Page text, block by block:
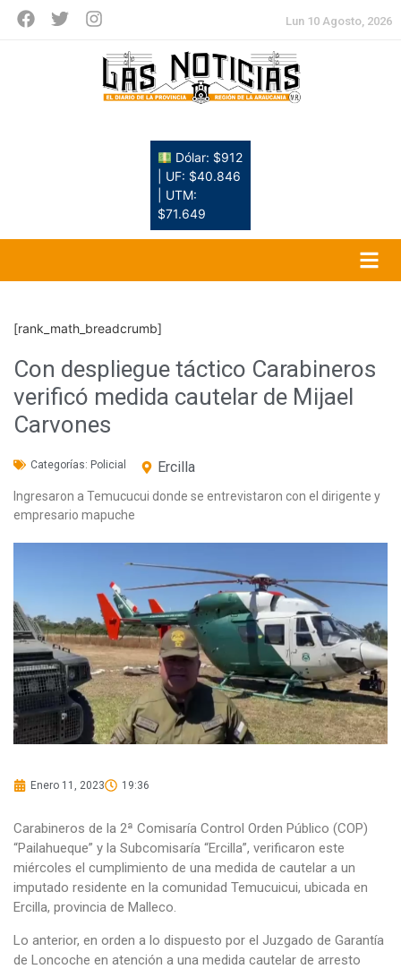
Lun 10 Agosto, 2026
Dólar: $912
| UF: $40.846
| UTM:
$71.649
[rank_math_breadcrumb]
Con despliegue táctico Carabineros
verificó medida cautelar de Mijael
Carvones
Categorías: Policial Ercilla
Ingresaron a Temucucui donde se entrevistaron con el dirigente y
empresario mapuche
Enero 11, 2023 19:36
Carabineros de la 2ª Comisaría Control Orden Público (COP)
“Pailahueque” y la Subcomisaría “Ercilla”, verificaron este
miércoles el cumplimiento de una medida de cautelar a un
imputado residente en la comunidad Temucuicui, ubicada en
Ercilla, provincia de Malleco.
Lo anterior, en orden a lo dispuesto por el Juzgado de Garantía
de Loncoche en atención a una medida cautelar de arresto